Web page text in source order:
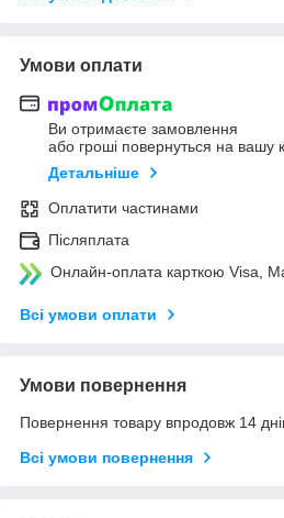
Умови оплати
Ви отримаєте замовлення
або гроші повернуться на вашу
Детальніше
Оплатити частинами
Післяплата
Онлайн-оплата карткою Visa,
Всі умови оплати
Умови повернення
Повернення товару впродовж 14
Всі умови повернення